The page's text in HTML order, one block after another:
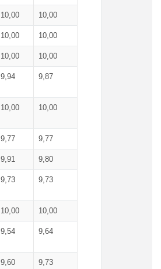
10,00 10,00
10,00 10,00
10,00 10,00
9,94 9,87
10,00 10,00
9,77 9,77
9,91 9,80
9,73 9,73
10,00 10,00
9,54 9,64
9,60 9,73